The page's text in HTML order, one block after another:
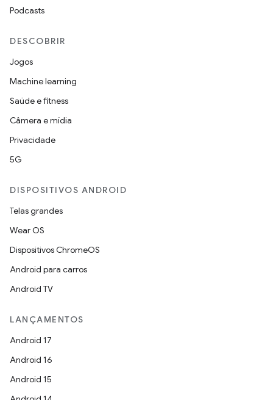
Podcasts
DESCOBRIR
Jogos
Machine learning
Saúde e fitness
Câmera e mídia
Privacidade
5G
DISPOSITIVOS ANDROID
Telas grandes
Wear OS
Dispositivos ChromeOS
Android para carros
Android TV
LANÇAMENTOS
Android 17
Android 16
Android 15